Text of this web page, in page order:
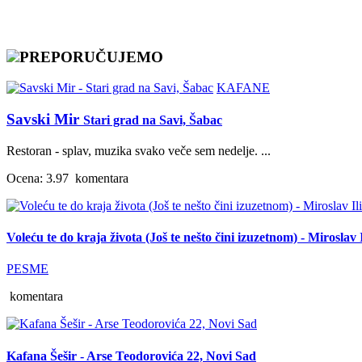
PREPORUČUJEMO
KAFANE
Savski Mir Stari grad na Savi, Šabac
Restoran - splav, muzika svako veče sem nedelje. ...
Ocena: 3.97 komentara
Voleću te do kraja života (Još te nešto čini izuzetnom) - Miroslav
PESME
komentara
Kafana Šešir - Arse Teodorovića 22, Novi Sad